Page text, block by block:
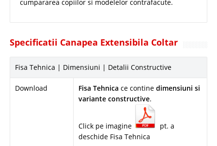
cumpararea copiilor si modelelor contrafacute.
Specificatii Canapea Extensibila Coltar
Fisa Tehnica | Dimensiuni | Detalii Constructive
Download Fisa Tehnica ce contine dimensiuni si
variante constructive.
Click pe imagine
pt. a
deschide Fisa Tehnica